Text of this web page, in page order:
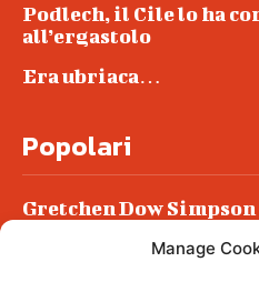
Manage
Podlech, il Cile lo ha
all’ergastolo
Era ubriaca…
Popolari
Gretchen Dow